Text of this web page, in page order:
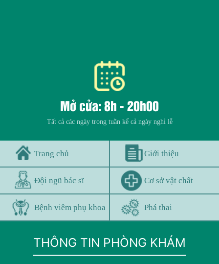
Mở cửa: 8h - 20h00
Tất cả các ngày trong tuần kể cả ngày nghỉ lễ
Trang chủ Giới thiệu
Đội ngũ bác sĩ Cơ sở vật chất
Bệnh viêm phụ khoa Phá thai
THÔNG TIN PHÒNG KHÁM